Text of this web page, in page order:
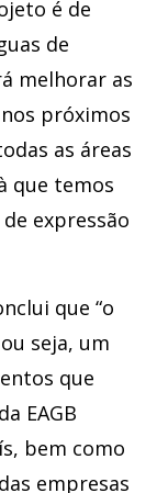
é de
de
melhorar as
próximos
as áreas
que temos
expressão
que “o
seja, um
que
EAGB
bem como
empresas